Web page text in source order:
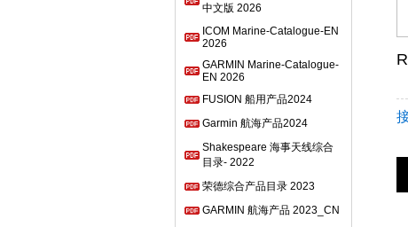
中文版 2026
ICOM Marine-Catalogue-EN
2026
GARMIN Marine-Catalogue-
EN 2026
FUSION 船用产品2024
Garmin 航海产品2024
Shakespeare 海事天线综合
目录- 2022
荣德综合产品目录 2023
GARMIN 航海产品 2023_CN